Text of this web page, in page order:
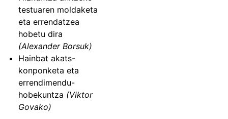
testuaren moldaketa
eta errendatzea
hobetu dira
(Alexander Borsuk)
Hainbat akats-
konponketa eta
errendimendu-
hobekuntza (Viktor
Govako)